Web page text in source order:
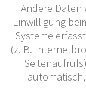
Andere
Einwilligung
Systeme
(z. B.